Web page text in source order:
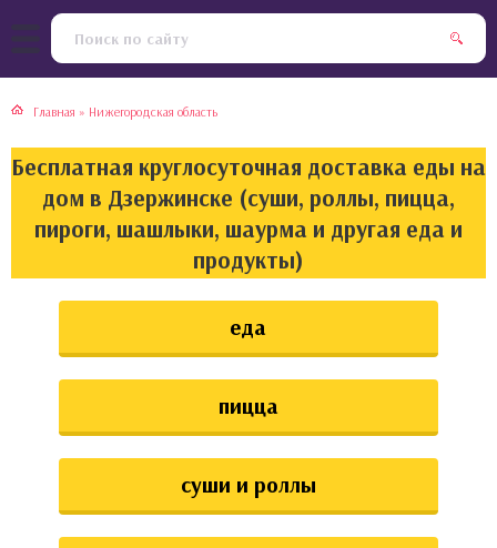
Главная » Нижегородская область
Бесплатная круглосуточная доставка еды на
дом в Дзержинске (суши, роллы, пицца,
пироги, шашлыки, шаурма и другая еда и
продукты)
еда
пицца
суши и роллы
кухня
кухня
кухня
кухня
булочки